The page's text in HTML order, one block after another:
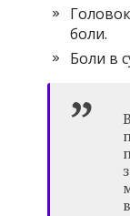
боли.
Боли в